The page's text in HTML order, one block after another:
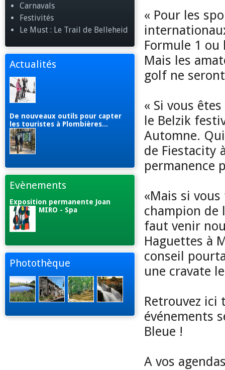
Carnavals
Festivités
Le Must : Le Trail de Belleheid
Actualités
De nouveaux outils pour capter
les touristes à Plombières...
Evènements
Exposition permanente Joan
MIRO - Spa
Photothèque
« Pour les
Formule 1 ou
Mais les
golf ne
« Si vous
le Belzik
Automne.
de Fiestacity
permanence
«Mais si
champion de
faut venir
Haguettes à
conseil
une cravate
Retrouvez
événements
Bleue !
A vos